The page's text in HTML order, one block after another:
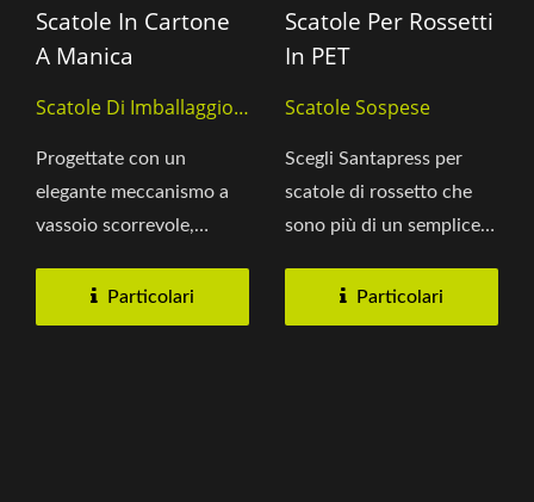
Scatole In Cartone
A Manica
Scatole Di Imballaggio
Progettate con un
elegante meccanismo a
vassoio scorrevole,
presentano un vassoio...
Particolari
Scatole Per Rossetti
In PET
Scatole Sospese
Scegli Santapress per
scatole di rossetto che
sono più di un semplice
strumento...Particolari